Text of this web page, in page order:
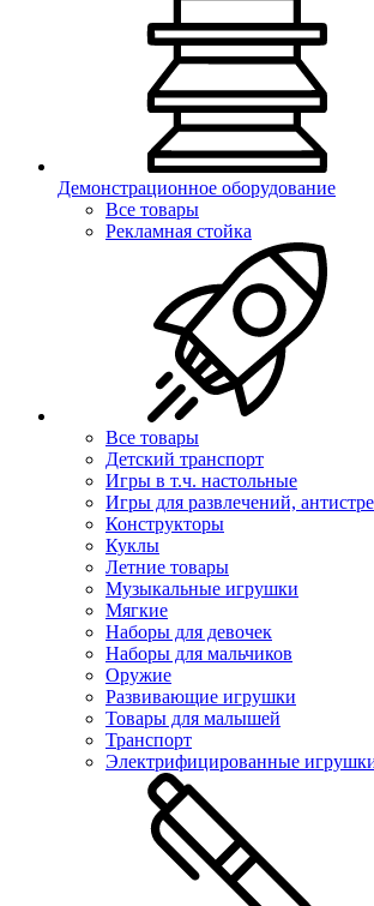
Демонстрационное оборудование
Все товары
Рекламная стойка
Все товары
Детский транспорт
Игры в т.ч. настольные
Игры для развлечений,
Конструкторы
Куклы
Летние товары
Музыкальные игрушки
Мягкие
Наборы для девочек
Наборы для мальчиков
Оружие
Развивающие игрушки
Товары для малышей
Транспорт
Электрифицированные